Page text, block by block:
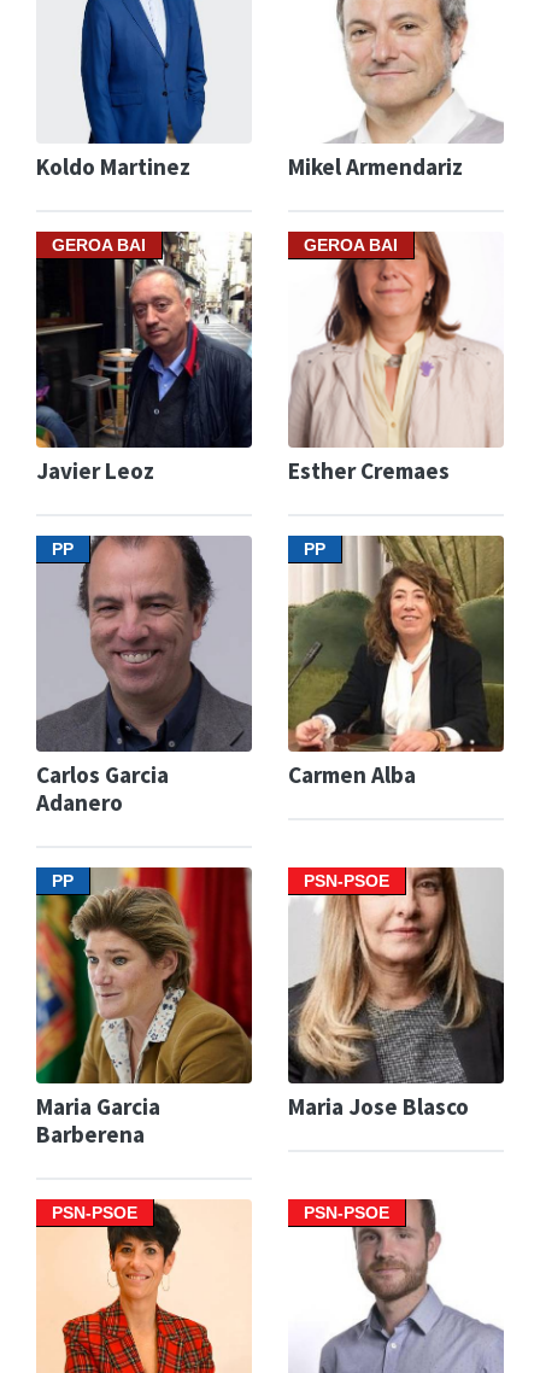
Koldo Martinez Mikel Armendariz
GEROA BAI
Javier Leoz
GEROA BAI
Esther Cremaes
PP
Carlos Garcia
Adanero
PP
Carmen Alba
PP
Maria Garcia
Barberena
PSN-PSOE
Maria Jose Blasco
PSN-PSOE PSN-PSOE